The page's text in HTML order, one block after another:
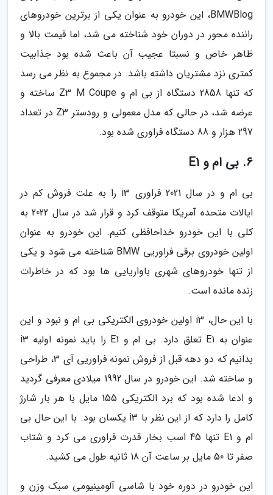
BMWBlog، این خودرو به عنوان یکی از برترین خودروهای
راننده محور در دوران خود شناخته می شد، اما قیمت بالا و
ظاهر خاص و نسبتا عجیب آن باعث شده بود جذابیت
کمتری نزد مشتریان داشته باشد. در مجموع به نظر می رسد
که تنها 2858 دستگاه از بی ام و Z3 M Coupe ساخته و
عرضه شد، در حالی که مدل معمولی و رودستر Z3 در تعداد
297 هزار و 88 دستگاه فراوری شده بود.
6. بی ام و E1
بی ام و در سال 2021 فراوری i3 را به علت فروش کم در
ایالات متحده آمریکا متوقف کرد و قرار شد در سال 2022 به
کلی با این خودرو خداحافظی کنیم. این خودرو به عنوان
اولین خودروی برقی فراوریی BMW شناخته می شود و یکی
از تنها خودروهای شهری باواریایی ها بود که در خاطرات
زنده مانده است.
با این حال، i3 اولین خودروی الکتریکی بی ام و نبود و این
عنوان به E1 تعلق دارد. بی ام و E1 را باید نمونه اولیه i3
بدانیم که دو دهه قبل از فروش نمونه فراوریی آی 3، طراحی
و ساخته شد. این خودرو در سال 1992 میلادی معرفی گردید
و ادعا شده بود که برد الکتریکی 155 مایل با هر بار شارژ
کامل را دارد که از این نظر با i3 یکسان بود. با این حال بی
ام و E1 تنها 45 اسب بخار قدرت فراوری می کرد و شتاب
صفر تا 50 مایل بر ساعت آن 18 ثانیه طول می کشید.
این خودرو در دوره خود با شاسی آلومینیومی سبک وزن و